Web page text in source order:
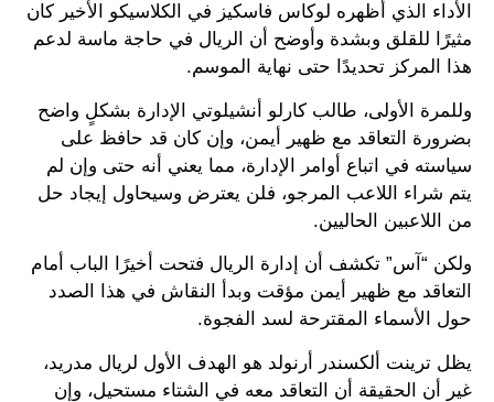
الأداء الذي أظهره لوكاس فاسكيز في الكلاسيكو الأخير كان
مثيرًا للقلق وبشدة وأوضح أن الريال في حاجة ماسة لدعم
هذا المركز تحديدًا حتى نهاية الموسم.
وللمرة الأولى، طالب كارلو أنشيلوتي الإدارة بشكلٍ واضح
بضرورة التعاقد مع ظهير أيمن، وإن كان قد حافظ على
سياسته في اتباع أوامر الإدارة، مما يعني أنه حتى وإن لم
يتم شراء اللاعب المرجو، فلن يعترض وسيحاول إيجاد حل
من اللاعبين الحاليين.
ولكن “آس” تكشف أن إدارة الريال فتحت أخيرًا الباب أمام
التعاقد مع ظهير أيمن مؤقت وبدأ النقاش في هذا الصدد
حول الأسماء المقترحة لسد الفجوة.
يظل ترينت ألكسندر أرنولد هو الهدف الأول لريال مدريد،
غير أن الحقيقة أن التعاقد معه في الشتاء مستحيل، وإن